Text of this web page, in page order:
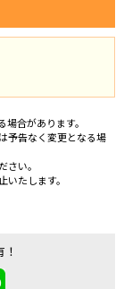
合があります。
予告なく変更となる場
い。
たします。